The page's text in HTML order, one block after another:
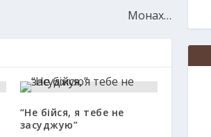
Монах…
“Не бійся, я тебе не
засуджую”